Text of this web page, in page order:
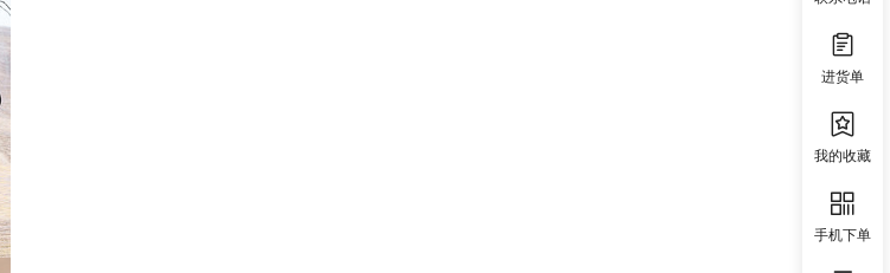
进货单
我的收藏
手机下单